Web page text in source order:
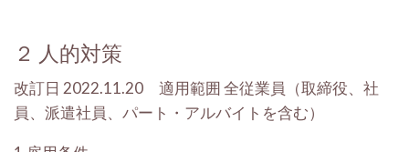
２ 人的対策
改訂日 2022.11.20 適用範囲全従業員（取締役、社
員、派遣社員、パート・アルバイトを含む）